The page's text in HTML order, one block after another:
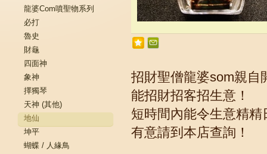
龍婆Com噴聖物系列
必打
魯史
財龜
四面神
象神
擇獨琴
天神 (其他)
地仙
坤平
蝴蝶 / 人緣鳥
招財聖僧龍婆som親自
能招財招客招生意！
短時間內能令生意精精
有意請到本店查詢！